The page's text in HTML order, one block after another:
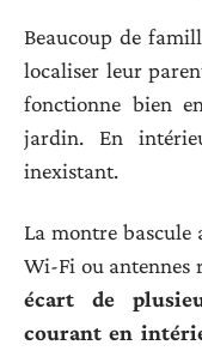
Beaucoup de
localiser leur
fonctionne bien
jardin. En
inexistant.
La montre bascule
Wi-Fi ou antennes
écart de
courant en